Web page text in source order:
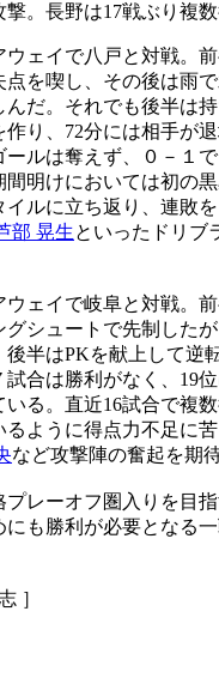
撃。長野は17戦ぶり複
ウェイで八戸と対戦。
点を喫し、その後は雨
んだ。それでも後半は
作り、72分には相手が
ールは奪えず、０－１
間明けにおいては初の
イルに立ち返り、連敗
部 晃生といったドリブ
ウェイで岐阜と対戦。
グシュートで先制した
後半はPKを献上して逆
試合は勝利がなく、19
いる。直近16試合で複
ように得点力不足に苦
など攻撃陣の奮起を期
プレーオフ圏入りを目
にも勝利が必要となる
］